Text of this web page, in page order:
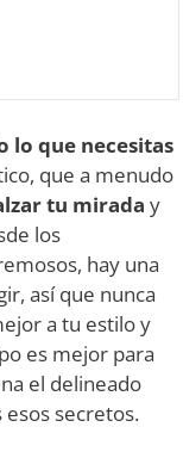
lo que necesitas
que a menudo
tu mirada y
los
hay una
así que nunca
a tu estilo y
es mejor para
el delineado
secretos.